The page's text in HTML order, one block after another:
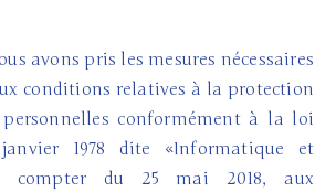
avons pris les mesures nécessaires
conditions relatives à la protection
personnelles conformément à la loi
1978 dite «Informatique et
compter du 25 mai 2018, aux